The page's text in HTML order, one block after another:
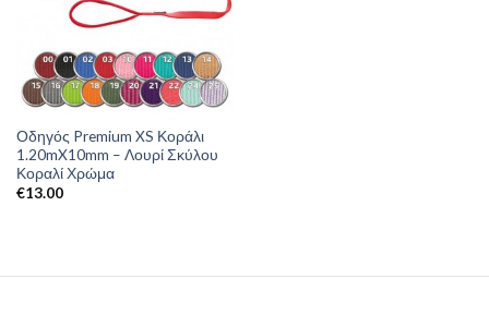
Οδηγός Premium XS Κοράλι
1.20mX10mm – Λουρί Σκύλου
Κοραλί Χρώμα
€13.00